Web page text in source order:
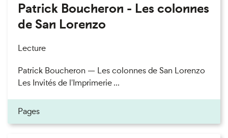
Patrick Boucheron - Les colonnes
de San Lorenzo
Lecture
Patrick Boucheron — Les colonnes de San Lorenzo
Les Invités de l'Imprimerie ...
Pages